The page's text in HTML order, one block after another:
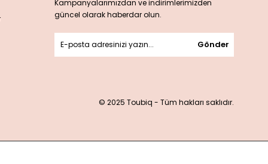
Kampanyalarımızdan ve indirimlerimizden
güncel olarak haberdar olun.
Gönder
© 2025 Toubiq - Tüm hakları saklıdır.